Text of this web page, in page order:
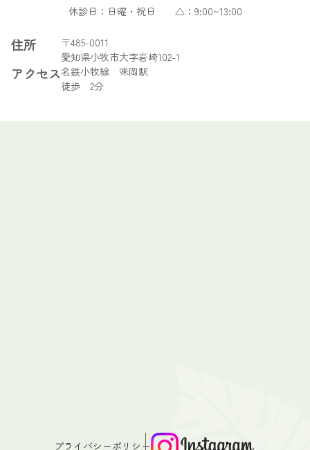
休診日：日曜・祝日 △：9:00~13:00
住所
〒485-0011
愛知県小牧市大字岩崎102-1
アクセス名鉄小牧線 味岡駅
徒歩 2分
プライバシーポリシー